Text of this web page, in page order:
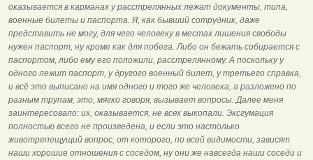
оказывается в карманах у расстрелянных лежат документы, типа,
военные билеты и паспорта. Я, как бывший сотрудник, даже
представить не могу, для чего человеку в местах лишения свободы
нужен паспорт, ну кроме как для побега. Либо он бежать собирается с
паспортом, либо ему его положили, расстрелянному. А поскольку у
одного лежит паспорт, у другого военный билет, у третьего справка,
и всё это выписано на имя одного и того же человека, а разложено по
разным трупам, это, мягко говоря, вызывает вопросы. Далее меня
заинтересовало: их, оказывается, не всех выкопали. Эксгумация
полностью всего не произведена, и если это настолько
животрепещущий вопрос, от которого, по всей видимости, зависят
наши хорошие отношения с соседом, ну они же навсегда наши соседи и